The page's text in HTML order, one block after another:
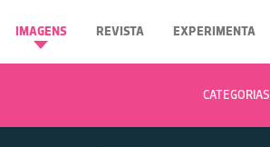
IMAGENS REVISTA EXPERIMENTA
CATEGORIAS